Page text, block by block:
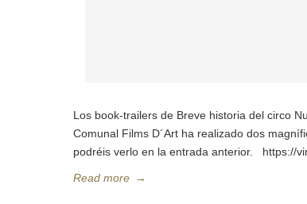
Los book-trailers de Breve historia del circo
Comunal Films D´Art ha realizado dos
podréis verlo en la entrada anterior. https://
Read more →